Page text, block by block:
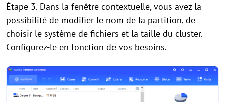
Étape 3. Dans la fenêtre contextuelle, vous avez la
possibilité de modifier le nom de la partition, de
choisir le système de fichiers et la taille du cluster.
Configurez-le en fonction de vos besoins.